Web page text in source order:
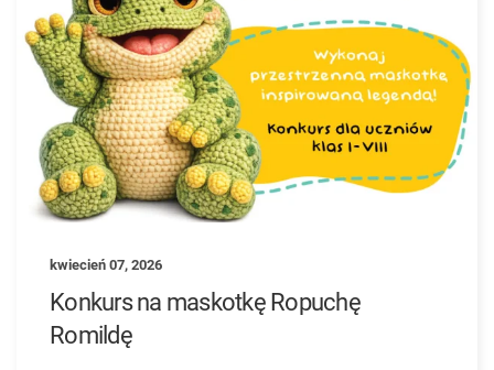
kwiecień 07, 2026
Konkurs na maskotkę Ropuchę
Romildę